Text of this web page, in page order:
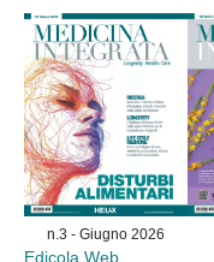
n.3 - Giugno 2026
Edicola Web